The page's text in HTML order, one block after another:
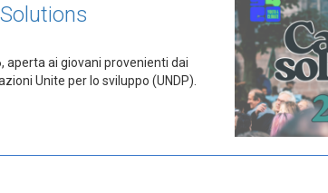
aperta ai giovani provenienti dai
Unite per lo sviluppo (UNDP).